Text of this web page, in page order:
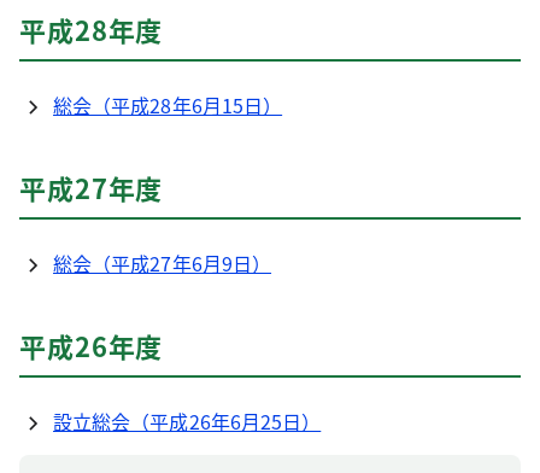
平成28年度
総会（平成28年6月15日）
平成27年度
総会（平成27年6月9日）
平成26年度
設立総会（平成26年6月25日）